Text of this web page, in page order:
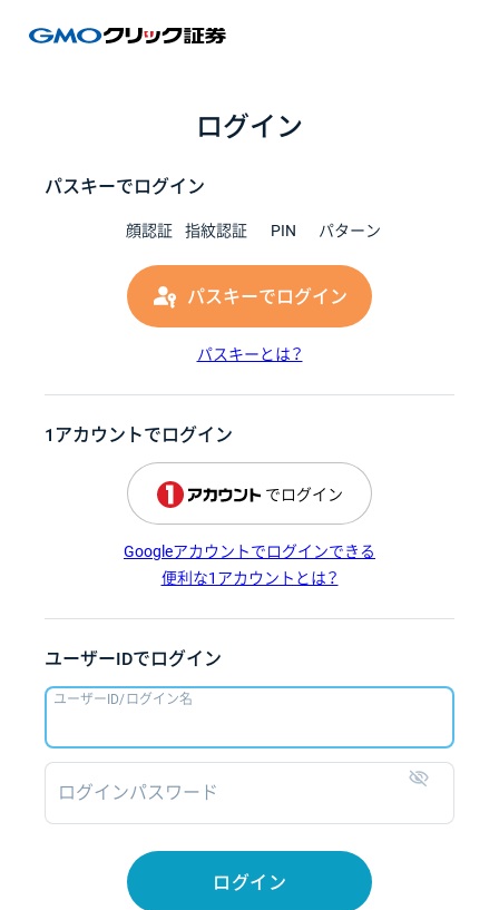
ログイン
パスキーでログイン
顔認証 指紋認証 PIN パターン
パスキーでログイン
パスキーとは？
1アカウントでログイン
でログイン
Googleアカウントでログインできる
便利な1アカウントとは？
ユーザーIDでログイン
ユーザーID/ログイン名
ログインパスワード
ログイン